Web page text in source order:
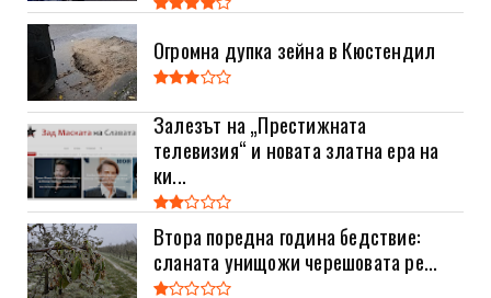
Огромна дупка зейна в Кюстендил
Залезът на „Престижната
телевизия“ и новата златна ера на
ки...
Втора поредна година бедствие:
сланата унищожи черешовата ре...